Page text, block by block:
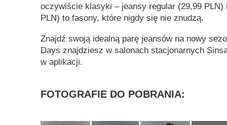
oczywiście klasyki – jeansy regular (29,99 PLN)
PLN) to fasony, które nigdy się nie znudzą.
Znajdź swoją idealną parę jeansów na nowy
Days znajdziesz w salonach stacjonarnych
w aplikacji.
FOTOGRAFIE DO POBRANIA: